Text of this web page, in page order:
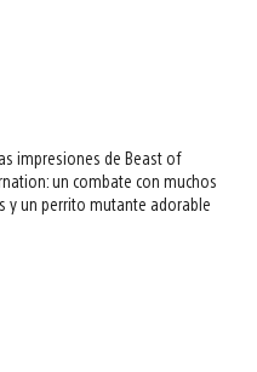
impresiones de Beast of
un combate con muchos
y un perrito mutante adorable